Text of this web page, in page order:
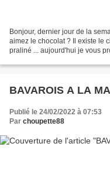
Bonjour, dernier jour de la
aimez le chocolat ? Il existe le
praliné ... aujourd'hui je vous
BAVAROIS A LA
Publié le 24/02/2022 à 07:53
Par choupette88